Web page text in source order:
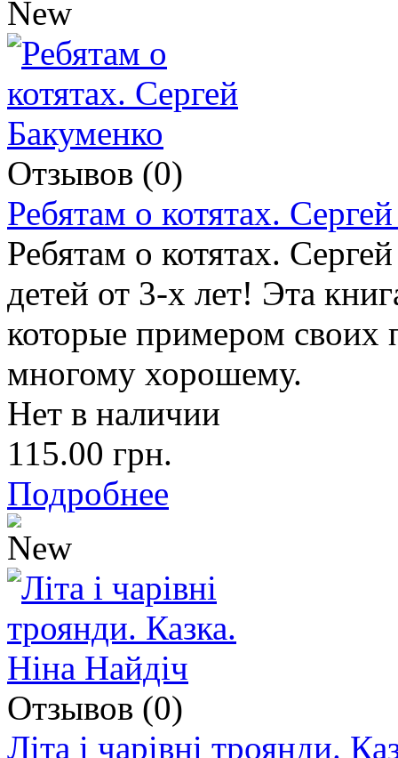
Отзывов (0)
Ребятам о котятах.
Ребятам о котятах.
детей от 3-х лет! Эта
которые примером своих
многому хорошему.
Нет в наличии
115.00 грн.
Подробнее
Отзывов (0)
Літа і чарівні троянди.